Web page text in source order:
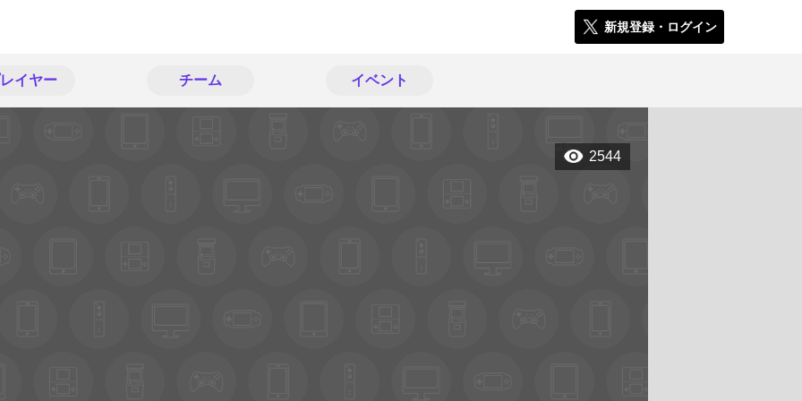
新規登録・ログイン
イヤー チーム イベント
2544